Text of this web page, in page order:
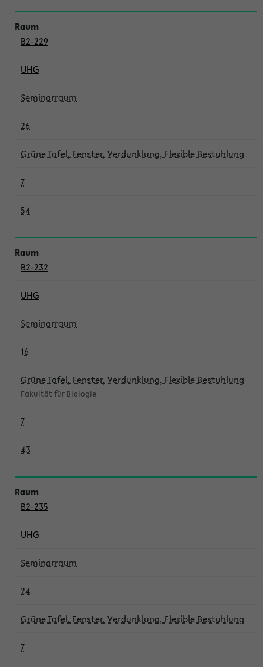
B2-229
UHG
Seminarraum
26
Grüne Tafel, Fenster, Verdunklung, Flexible Bestuhlung
7
54
B2-232
UHG
Seminarraum
16
Grüne Tafel, Fenster, Verdunklung, Flexible Bestuhlung
Fakultät für Biologie
7
43
B2-235
UHG
Seminarraum
24
Grüne Tafel, Fenster, Verdunklung, Flexible Bestuhlung
7